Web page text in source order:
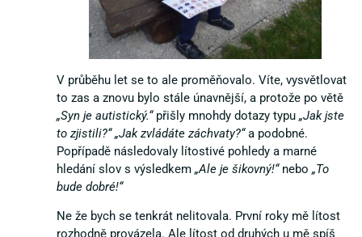
V průběhu let se to ale proměňovalo. Víte, vysvětlovat
to zas a znovu bylo stále únavnější, a protože po větě
„Syn je autistický.“přišly mnohdy dotazy typu „Jak jste
to zjistili?“ „Jak zvládáte záchvaty?“a podobné.
Popřípadě následovaly lítostivé pohledy a marné
hledání slov s výsledkem „Ale je šikovný!“ nebo „To
bude dobré!“
Ne že bych se tenkrát nelitovala. První roky mě lítost
rozhodně provázela. Ale lítost od druhých u mě spíš